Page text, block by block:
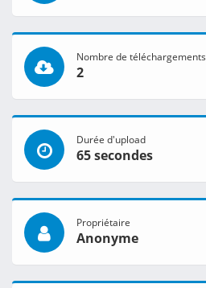
Nombre de téléchargements
2
Durée d'upload
65 secondes
Propriétaire
Anonyme